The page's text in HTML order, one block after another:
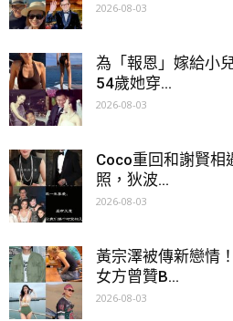
2026-08-03
為「報恩」嫁給小
54歲她穿...
2026-08-03
Coco重回和謝賢相
照，狄波...
2026-08-03
黃宗澤被傳新戀情
女方曾贊B...
2026-08-03